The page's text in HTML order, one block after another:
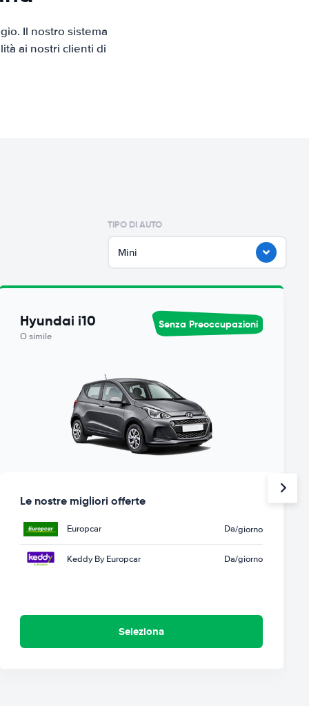
Il nostro sistema
ai nostri clienti di
TIPO DI AUTO
Mini
Hyundai i10
O simile
Senza Preoccupazioni
Le nostre migliori offerte
Europcar Da/giorno
Keddy By Europcar Da/giorno
Seleziona